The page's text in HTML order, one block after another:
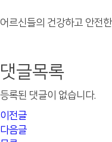
어르신들의 건강하고 안전
댓글목록
등록된 댓글이 없습니다.
이전글
다음글